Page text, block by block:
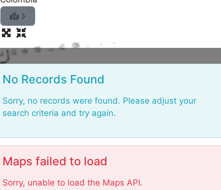
o
a
d
i
n
g
.
.
No Records Found
Sorry, no records were found. Please adjust your
search criteria and try again.
Maps failed to load
Sorry, unable to load the Maps API.